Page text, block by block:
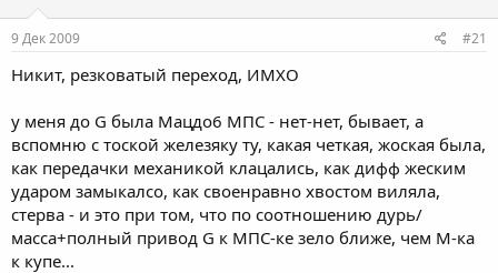
ы
9 Дек 2009 #21
Никит, резковатый переход, ИМХО
у меня до G была Мацдо6 МПС - нет-нет, бывает, а
вспомню с тоской железяку ту, какая четкая, жоская была,
как передачки механикой клацались, как дифф жеским
ударом замыкалсо, как своенравно хвостом виляла,
стерва - и это при том, что по соотношению дурь/
масса+полный привод G к МПС-ке зело ближе, чем М-ка
к купе...